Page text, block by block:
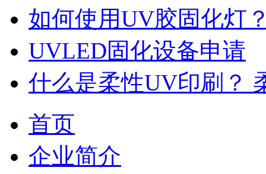
如何使用UV胶固化灯
UVLED固化设备申请
什么是柔性UV印刷？
首页
企业简介